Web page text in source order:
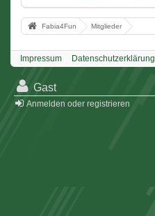
Fabia4Fun Mitglieder
Impressum Datenschutzerklärung
Gast
Anmelden oder registrieren